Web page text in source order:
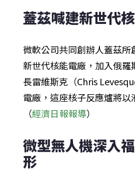
蓋茲喊建新世代
微軟公司共同創辦人蓋茲
新世代核能電廠，加入俄
長雷維斯克（Chris
電廠，這座核子反應爐將
（經濟日報報導）
微型無人機深入
形